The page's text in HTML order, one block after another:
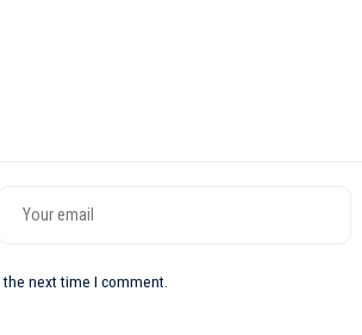
next time I comment.